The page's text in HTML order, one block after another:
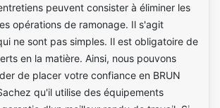
peuvent consister à éliminer les
opérations de ramonage. Il s'agit
ne sont pas simples. Il est obligatoire de
en la matière. Ainsi, nous pouvons
de placer votre confiance en BRUN
qu'il utilise des équipements